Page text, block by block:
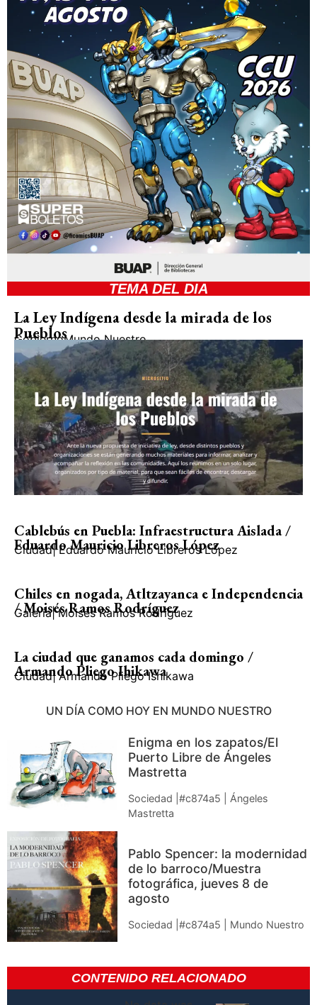
TEMA DEL DIA
La Ley Indígena desde la mirada de los
Pueblos
GobiernoMundo Nuestro
Cablebús en Puebla: Infraestructura Aislada /
Eduardo Mauricio Libreros López
Ciudad| Eduardo Mauricio Libreros López
Chiles en nogada, Atltzayanca e Independencia
/ Moisés Ramos Rodríguez
Galería| Moisés Ramos Rodríguez
La ciudad que ganamos cada domingo /
Armando Pliego Ihikawa
Ciudad| Armando Pliego Ishikawa
UN DÍA COMO HOY EN MUNDO NUESTRO
Enigma en los zapatos/El
Puerto Libre de Ángeles
Mastretta
Sociedad |#c874a5 | Ángeles
Mastretta
Pablo Spencer: la modernidad
de lo barroco/Muestra
fotográfica, jueves 8 de
agosto
Sociedad |#c874a5 | Mundo Nuestro
CONTENIDO RELACIONADO